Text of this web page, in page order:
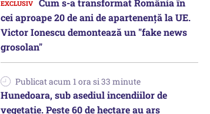
Cum s-a transformat România în
cei aproape 20 de ani de apartenență la UE.
Victor Ionescu demontează un "fake news
grosolan"
Publicat acum 1 ora si 33 minute
Hunedoara, sub asediul incendiilor de
vegetație. Peste 60 de hectare au ars